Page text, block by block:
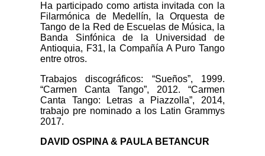
Ha participado como artista invitada con la
Filarmónica de Medellín, la Orquesta de
Tango de la Red de Escuelas de Música, la
Banda Sinfónica de la Universidad de
Antioquia, F31, la Compañía A Puro Tango
entre otros.
Trabajos discográficos: “Sueños”, 1999.
“Carmen Canta Tango”, 2012. “Carmen
Canta Tango: Letras a Piazzolla”, 2014,
trabajo pre nominado a los Latin Grammys
2017.
DAVID OSPINA & PAULA BETANCUR